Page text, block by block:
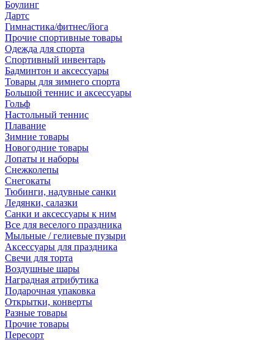
Боулинг
Дартс
Гимнастика/фитнес/йога
Прочие спортивные товары
Одежда для спорта
Спортивный инвентарь
Бадминтон и аксессуары
Товары для зимнего спорта
Большой теннис и аксессуары
Гольф
Настольный теннис
Плавание
Зимние товары
Новогодние товары
Лопаты и наборы
Снежколепы
Снегокаты
Тюбинги, надувные санки
Ледянки, салазки
Санки и аксессуары к ним
Все для веселого праздника
Мыльные / гелиевые пузыри
Аксессуары для праздника
Свечи для торта
Воздушные шары
Наградная атрибутика
Подарочная упаковка
Открытки, конверты
Разные товары
Прочие товары
Пересорт